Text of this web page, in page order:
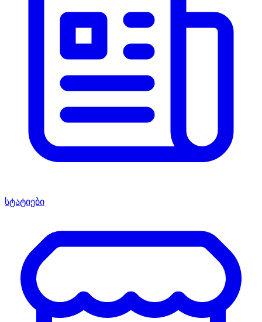
სტატიები